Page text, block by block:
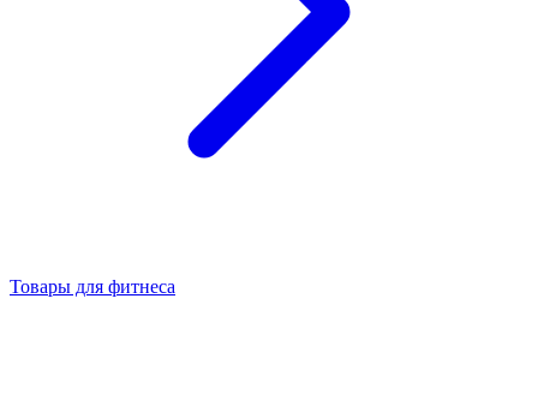
Товары для фитнеса